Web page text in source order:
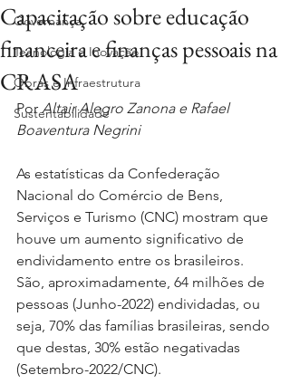
Governança
Tecnologia e Inovação
Obras e Infraestrutura
Sustentabilidade
Capacitação sobre educação
financeira e finanças pessoais na
CRASA
Por Altair Alegro Zanona e Rafael
Boaventura Negrini
As estatísticas da Confederação
Nacional do Comércio de Bens,
Serviços e Turismo (CNC) mostram que
houve um aumento significativo de
endividamento entre os brasileiros.
São, aproximadamente, 64 milhões de
pessoas (Junho-2022) endividadas, ou
seja, 70% das famílias brasileiras, sendo
que destas, 30% estão negativadas
(Setembro-2022/CNC).